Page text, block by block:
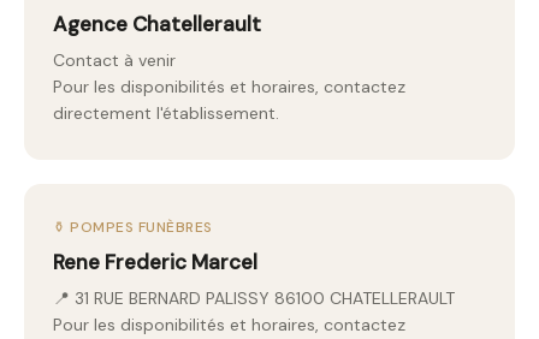
Agence Chatellerault
Contact à venir
Pour les disponibilités et horaires, contactez
directement l'établissement.
⚱️ POMPES FUNÈBRES
Rene Frederic Marcel
📍 31 RUE BERNARD PALISSY 86100 CHATELLERAULT
Pour les disponibilités et horaires, contactez